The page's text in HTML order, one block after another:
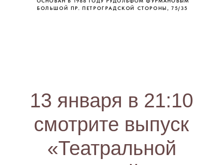
БОЛЬШОЙ ПР. ПЕТРОГРАДСКОЙ СТОРОНЫ, 75/35
13 января в 21:10
смотрите выпуск
«Театральной